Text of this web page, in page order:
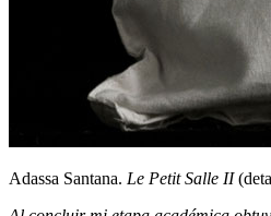
Adassa Santana. Le Petit Salle II